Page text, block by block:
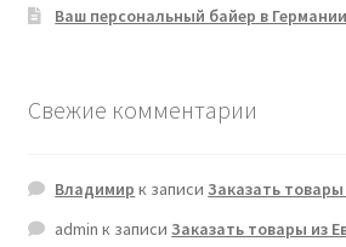
Ваш персональный байер в Германии
Свежие комментарии
Владимир к записиЗаказать
admin к записиЗаказать товары из